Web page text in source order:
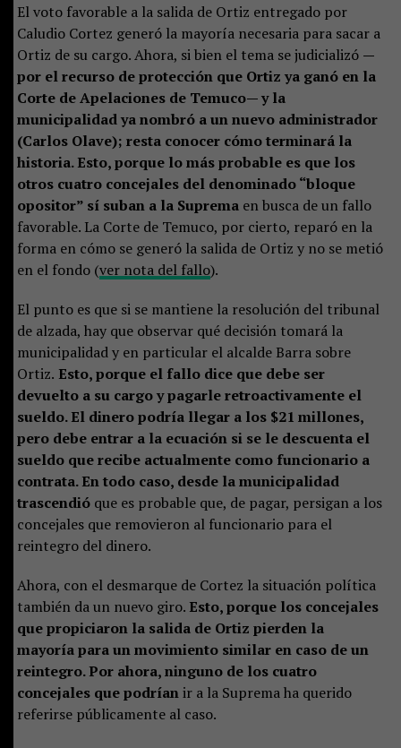
El voto favorable a la salida de Ortiz entregado por
Caludio Cortez generó la mayoría necesaria para sacar a
Ortiz de su cargo. Ahora, si bien el tema se judicializó —
por el recurso de protección que Ortiz ya ganó en la
Corte de Apelaciones de Temuco— y la
municipalidad ya nombró a un nuevo administrador
(Carlos Olave); resta conocer cómo terminará la
historia. Esto, porque lo más probable es que los
otros cuatro concejales del denominado “bloque
opositor” sí suban a la Supremaen busca de un fallo
favorable. La Corte de Temuco, por cierto, reparó en la
forma en cómo se generó la salida de Ortiz y no se metió
en el fondo (ver nota del fallo).
El punto es que si se mantiene la resolución del tribunal
de alzada, hay que observar qué decisión tomará la
municipalidad y en particular el alcalde Barra sobre
Ortiz. Esto, porque el fallo dice que debe ser
devuelto a su cargo y pagarle retroactivamente el
sueldo. El dinero podría llegar a los $21 millones,
pero debe entrar a la ecuación si se le descuenta el
sueldo que recibe actualmente como funcionario a
contrata. En todo caso, desde la municipalidad
trascendióque es probable que, de pagar, persigan a los
concejales que removieron al funcionario para el
reintegro del dinero.
Ahora, con el desmarque de Cortez la situación política
también da un nuevo giro. Esto, porque los concejales
que propiciaron la salida de Ortiz pierden la
mayoría para un movimiento similar en caso de un
reintegro. Por ahora, ninguno de los cuatro
concejales que podríanir a la Suprema ha querido
referirse públicamente al caso.